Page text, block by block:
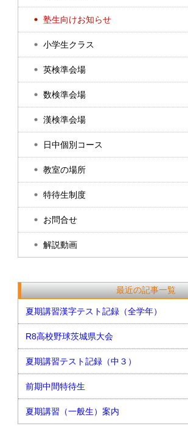
塾生向けお知らせ
小学生クラス
英検準会場
数検準会場
漢検準会場
日中個別コース
教室の場所
特待生制度
お問合せ
解説動画
最近の記事一覧
夏期講習漢字テスト記録（全学年）
R8高校野球茨城県大会
夏期講習テスト記録（中３）
前期中間特待生
夏期講習（一般生）案内